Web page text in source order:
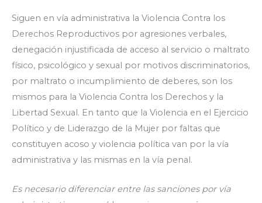
Siguen en vía administrativa la Violencia Contra los
Derechos Reproductivos por agresiones verbales,
denegación injustificada de acceso al servicio o maltrato
físico, psicológico y sexual por motivos discriminatorios,
por maltrato o incumplimiento de deberes, son los
mismos para la Violencia Contra los Derechos y la
Libertad Sexual. En tanto que la Violencia en el Ejercicio
Político y de Liderazgo de la Mujer por faltas que
constituyen acoso y violencia política van por la vía
administrativa y las mismas en la vía penal.
Es necesario diferenciar entre las sanciones por vía